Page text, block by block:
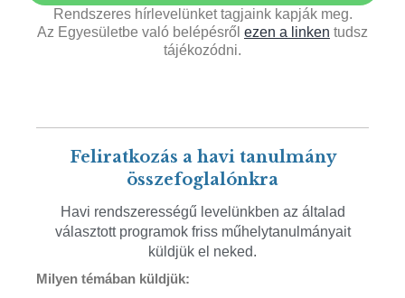
Rendszeres hírlevelünket tagjaink kapják meg.
Az Egyesületbe való belépésről ezen a linken tudsz
tájékozódni.
Feliratkozás a havi tanulmány
összefoglalónkra
Havi rendszerességű levelünkben az általad
választott programok friss műhelytanulmányait
küldjük el neked.
Milyen témában küldjük: